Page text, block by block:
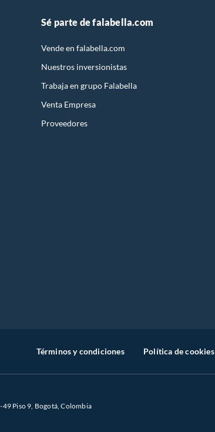
Sé parte de falabella.com
Vende en falabella.com
Nuestros inversionistas
Trabaja en grupo Falabella
Venta Empresa
Proveedores
Términos y condiciones Política de cookies
Piso 9, Bogotá, Colombia